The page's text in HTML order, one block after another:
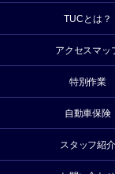
TUCとは？
アクセスマッ
特別作業
自動車保険
スタッフ紹介